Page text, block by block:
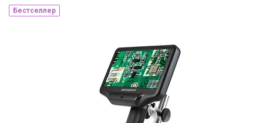
Бестселлер